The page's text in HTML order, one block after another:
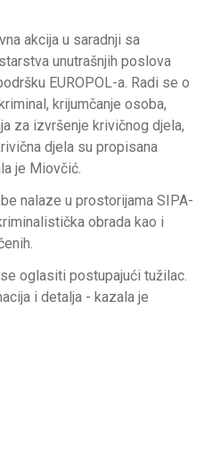
akcija u saradnji sa
unutrašnjih poslova
EUROPOL-a. Radi se o
krijumčanje osoba,
za izvršenje krivičnog djela,
djela su propisana
je Miovčić.
nalaze u prostorijama SIPA-
obrada kao i
oglasiti postupajući tužilac.
i detalja - kazala je